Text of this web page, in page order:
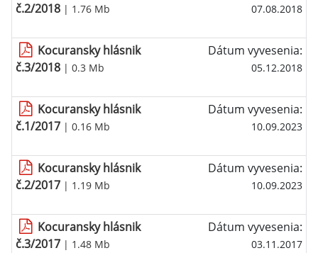
č.2/2018 | 1.76 Mb 07.08.2018
Kocuransky hlásnik
č.3/2018 | 0.3 Mb
Dátum vyvesenia:
05.12.2018
Kocuransky hlásnik
č.1/2017 | 0.16 Mb
Dátum vyvesenia:
10.09.2023
Kocuransky hlásnik
č.2/2017 | 1.19 Mb
Dátum vyvesenia:
10.09.2023
Kocuransky hlásnik
č.3/2017 | 1.48 Mb
Dátum vyvesenia:
03.11.2017